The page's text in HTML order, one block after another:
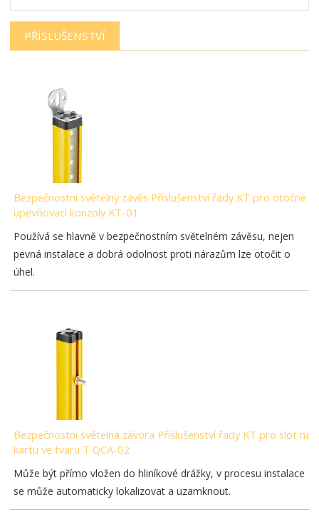
PŘÍSLUŠENSTVÍ
Bezpečnostní světelný závěs Příslušenství řady KT pro otočné
upevňovací konzoly KT-01
Používá se hlavně v bezpečnostním světelném závěsu, nejen
pevná instalace a dobrá odolnost proti nárazům lze otočit o
úhel.
Bezpečnostní světelná závora Příslušenství řady KT pro slot na
kartu ve tvaru T QCA-02
Může být přímo vložen do hliníkové drážky, v procesu instalace
se může automaticky lokalizovat a uzamknout.